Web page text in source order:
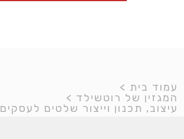
עמוד בית >
המגזין של רוטשילד >
עיצוב, תכנון וייצור שלטים לעסקים